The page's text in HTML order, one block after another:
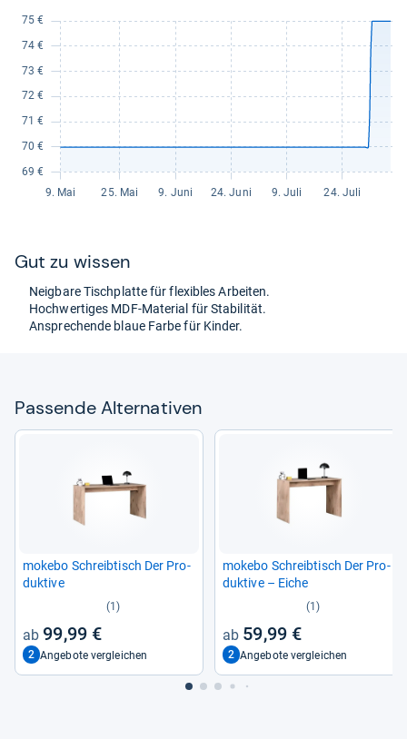
Gut zu wis­sen
Neig­bare Tisch­platte für fle­xibles Arbei­ten.
Hoch­wer­ti­ges MDF-​Mate­rial für Sta­bi­li­tät.
Anspre­chende blaue Farbe für Kin­der.
Pas­sende Alter­na­ti­ven
mokebo Schreib­tisch Der Pro­
duk­tive
(1)
99,99 €
2 Angebote vergleichen
mokebo Schreib­tisch Der Pro­
duk­tive – Eiche
(1)
59,99 €
2 Angebote vergleichen